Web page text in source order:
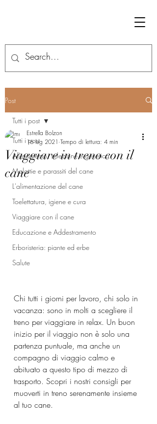
Post
Tutti i post
Allevamento, selezione e genetica
Malattie e parassiti del cane
L'alimentazione del cane
Toelettatura, igiene e cura
Viaggiare con il cane
Educazione e Addestramento
Erboristeria: piante ed erbe
Salute
Tutti i post
Viaggiare in treno con il
cane
Estrella Bolzon
16 lug 2021 Tempo di lettura: 4 min
Chi tutti i giorni per lavoro, chi solo in
vacanza: sono in molti a scegliere il
treno per viaggiare in relax. Un buon
inizio per il viaggio non è solo una
partenza puntuale, ma anche un
compagno di viaggio calmo e
abituato a questo tipo di mezzo di
trasporto. Scopri i nostri consigli per
muoverti in treno serenamente insieme
al tuo cane.